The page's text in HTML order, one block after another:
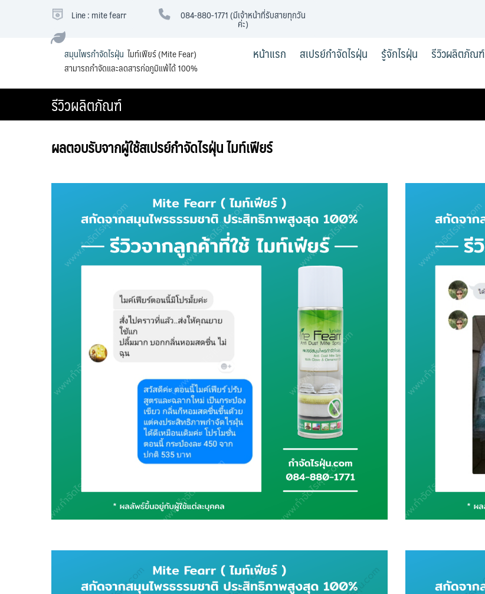
Line : mite fearr 084-880-1771 (มีเจ้าหน้าที่รับสายทุกวัน
ค่ะ)
สมุนไพรกำจัดไรฝุ่น ไมท์เฟียร์ (Mite Fear)
สามารถกำจัดและลดสารก่อภูมิแพ้ได้ 100%
หน้าแรก สเปรย์กำจัดไรฝุ่น รู้จักไรฝุ่น รีวิวผลิตภัณฑ์
รีวิวผลิตภัณฑ์
ผลตอบรับจากผู้ใช้สเปรย์กำจัดไรฝุ่น ไมท์เฟียร์